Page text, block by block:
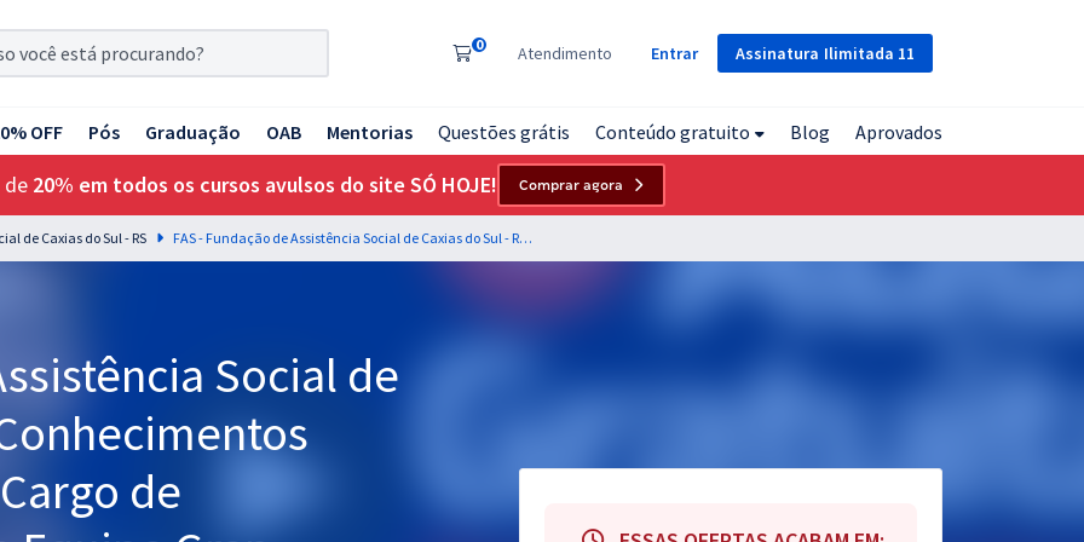
Assinatura Ilimitada 11
0 Atendimento Entrar
OFF Pós Graduação OAB Mentorias Questões grátis Conteúdo gratuito Blog Aprovados
de 20% em todos os cursos avulsos do site SÓ HOJE! Comprar agora
de Caxias do Sul - RS FAS - Fundação de Assistência Social de Caxias do Sul - RS - Conhecimentos Básicos Comuns ao Cargo de Recepcionista com a Equipe Gran
Social de
de